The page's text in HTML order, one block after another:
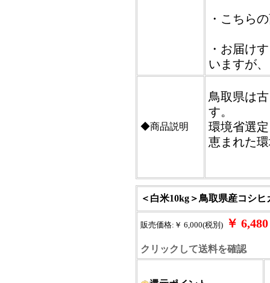
・こちら
・お届け
いますが
◆商品説明
鳥取県は
す。
環境省選
恵まれた
＜白米10kg＞鳥取県産コシ
販売価格:￥ 6,000(税別) ￥
クリックして送料を確認